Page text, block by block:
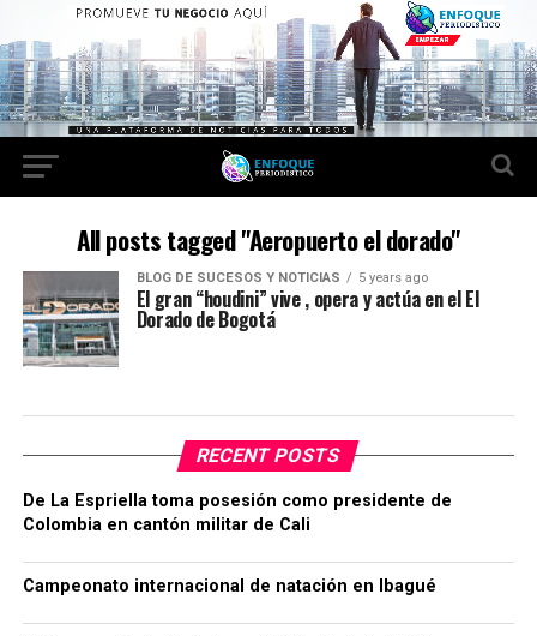
All posts tagged "Aeropuerto el dorado"
BLOG DE SUCESOS Y NOTICIAS 5 years ago
El gran “houdini” vive , opera y actúa en el El
Dorado de Bogotá
RECENT POSTS
De La Espriella toma posesión como presidente de
Colombia en cantón militar de Cali
Campeonato internacional de natación en Ibagué